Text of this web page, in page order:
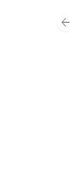
arrow_back